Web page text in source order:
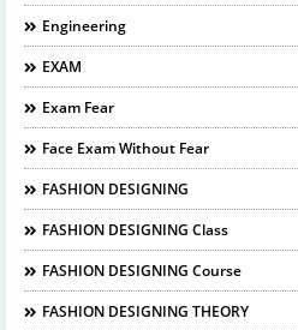
Engineering
EXAM
Exam Fear
Face Exam Without Fear
FASHION DESIGNING
FASHION DESIGNING Class
FASHION DESIGNING Course
FASHION DESIGNING THEORY